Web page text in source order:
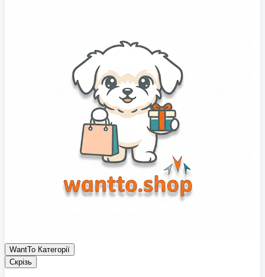
WantTo Категорії
Скрізь